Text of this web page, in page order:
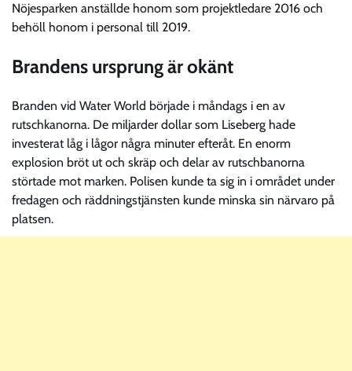
Nöjesparken anställde honom som projektledare 2016 och
behöll honom i personal till 2019.
Brandens ursprung är okänt
Branden vid Water World började i måndags i en av
rutschkanorna. De miljarder dollar som Liseberg hade
investerat låg i lågor några minuter efteråt. En enorm
explosion bröt ut och skräp och delar av rutschbanorna
störtade mot marken. Polisen kunde ta sig in i området under
fredagen och räddningstjänsten kunde minska sin närvaro på
platsen.